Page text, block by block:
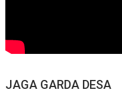
JAGA GARDA DESA